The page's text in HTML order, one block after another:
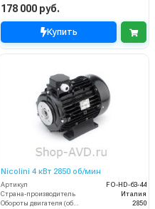
178 000 руб.
Купить
Nicolini 4 кВт 2850 об/мин
Артикул
FO-HD-63-44
Страна-производитель
Италия
Обороты двигателя (об/мин)
2850